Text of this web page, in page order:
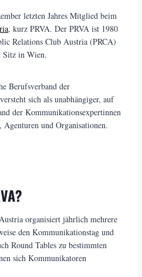
letzten Jahres Mitglied beim
, kurz PRVA. Der PRVA ist 1980
Relations Club Austria (PRCA)
Sitz in Wien.
Berufsverband der
sich als unabhängiger, auf
der Kommunikationsexpertinnen
und Organisationen.
organisiert jährlich mehrere
den Kommunikationstag und
Round Tables zu bestimmten
sich Kommunikatoren